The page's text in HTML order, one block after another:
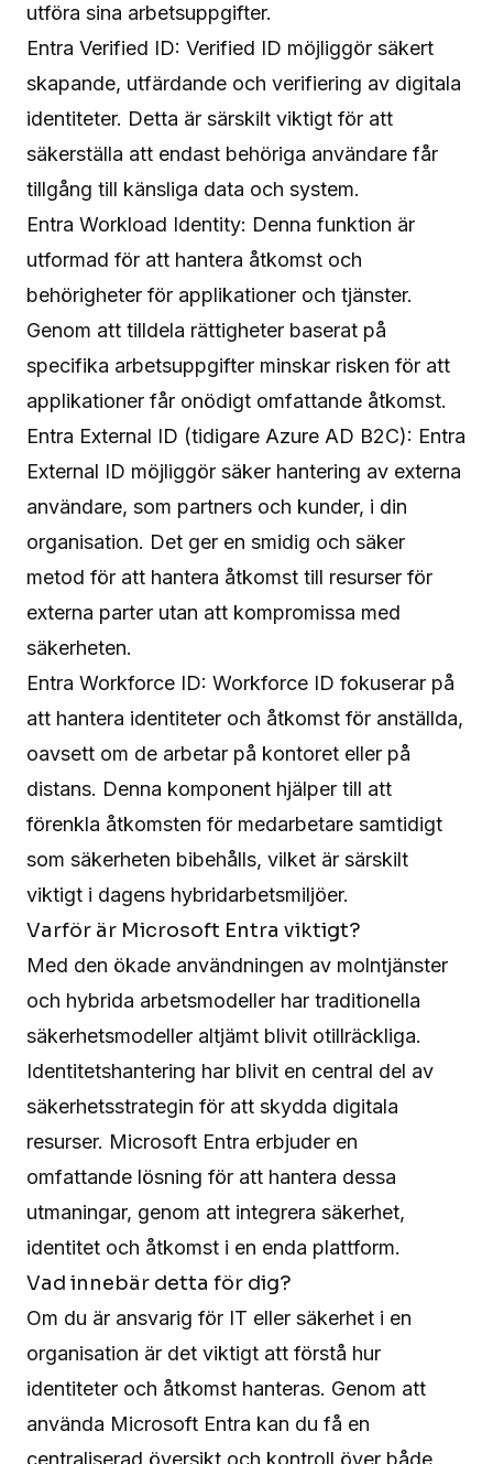
utföra sina arbetsuppgifter.
Entra Verified ID: Verified ID möjliggör säkert
skapande, utfärdande och verifiering av digitala
identiteter. Detta är särskilt viktigt för att
säkerställa att endast behöriga användare får
tillgång till känsliga data och system.
Entra Workload Identity: Denna funktion är
utformad för att hantera åtkomst och
behörigheter för applikationer och tjänster.
Genom att tilldela rättigheter baserat på
specifika arbetsuppgifter minskar risken för att
applikationer får onödigt omfattande åtkomst.
Entra External ID (tidigare Azure AD B2C): Entra
External ID möjliggör säker hantering av externa
användare, som partners och kunder, i din
organisation. Det ger en smidig och säker
metod för att hantera åtkomst till resurser för
externa parter utan att kompromissa med
säkerheten.
Entra Workforce ID: Workforce ID fokuserar på
att hantera identiteter och åtkomst för anställda,
oavsett om de arbetar på kontoret eller på
distans. Denna komponent hjälper till att
förenkla åtkomsten för medarbetare samtidigt
som säkerheten bibehålls, vilket är särskilt
viktigt i dagens hybridarbetsmiljöer.
Varför är Microsoft Entra viktigt?
Med den ökade användningen av molntjänster
och hybrida arbetsmodeller har traditionella
säkerhetsmodeller altjämt blivit otillräckliga.
Identitetshantering har blivit en central del av
säkerhetsstrategin för att skydda digitala
resurser. Microsoft Entra erbjuder en
omfattande lösning för att hantera dessa
utmaningar, genom att integrera säkerhet,
identitet och åtkomst i en enda plattform.
Vad innebär detta för dig?
Om du är ansvarig för IT eller säkerhet i en
organisation är det viktigt att förstå hur
identiteter och åtkomst hanteras. Genom att
använda Microsoft Entra kan du få en
centraliserad översikt och kontroll över både